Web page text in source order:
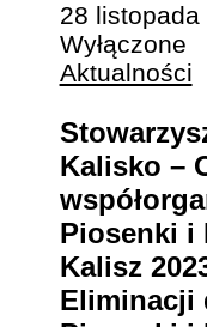
28 listopada
Wyłączone
Aktualności
Kalisko –
Piosenki i
Kalisz
Eliminacji